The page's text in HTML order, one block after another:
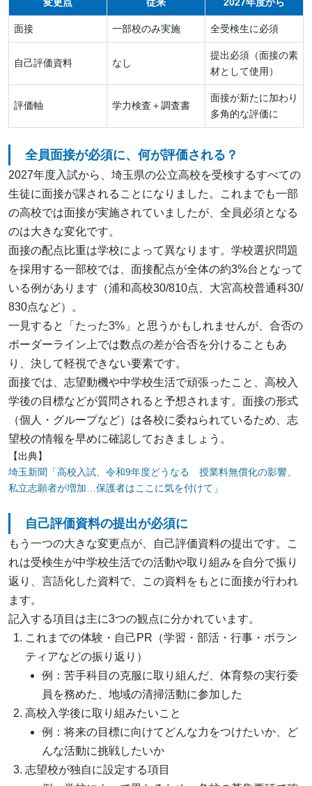
変更点 従来 2027年度から
面接 一部校のみ実施 全受検生に必須
自己評価資料 なし
提出必須（面接の素
材として使用）
評価軸 学力検査＋調査書
面接が新たに加わり
多角的な評価に
全員面接が必須に、何が評価される？
2027年度入試から、埼玉県の公立高校を受検するすべての
生徒に面接が課されることになりました。これまでも一部
の高校では面接が実施されていましたが、全員必須となる
のは大きな変化です。
面接の配点比重は学校によって異なります。学校選択問題
を採用する一部校では、面接配点が全体の約3%台となって
いる例があります（浦和高校30/810点、大宮高校普通科30/
830点など）。
一見すると「たった3%」と思うかもしれませんが、合否の
ボーダーライン上では数点の差が合否を分けることもあ
り、決して軽視できない要素です。
面接では、志望動機や中学校生活で頑張ったこと、高校入
学後の目標などが質問されると予想されます。面接の形式
（個人・グループなど）は各校に委ねられているため、志
望校の情報を早めに確認しておきましょう。
【出典】
埼玉新聞「高校入試、令和9年度どうなる 授業料無償化の影響、
私立志願者が増加…保護者はここに気を付けて」
自己評価資料の提出が必須に
もう一つの大きな変更点が、自己評価資料の提出です。こ
れは受検生が中学校生活での活動や取り組みを自分で振り
返り、言語化した資料で、この資料をもとに面接が行われ
ます。
記入する項目は主に3つの観点に分かれています。
これまでの体験・自己PR（学習・部活・行事・ボラン
ティアなどの振り返り）
例：苦手科目の克服に取り組んだ、体育祭の実行委
員を務めた、地域の清掃活動に参加した
高校入学後に取り組みたいこと
例：将来の目標に向けてどんな力をつけたいか、ど
んな活動に挑戦したいか
志望校が独自に設定する項目